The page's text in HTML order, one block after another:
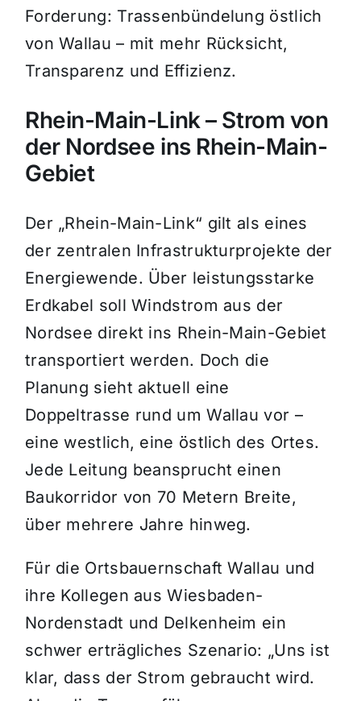
Forderung: Trassenbündelung östlich
von Wallau – mit mehr Rücksicht,
Transparenz und Effizienz.
Rhein-Main-Link – Strom von
der Nordsee ins Rhein-Main-
Gebiet
Der „Rhein-Main-Link“ gilt als eines
der zentralen Infrastrukturprojekte der
Energiewende. Über leistungsstarke
Erdkabel soll Windstrom aus der
Nordsee direkt ins Rhein-Main-Gebiet
transportiert werden. Doch die
Planung sieht aktuell eine
Doppeltrasse rund um Wallau vor –
eine westlich, eine östlich des Ortes.
Jede Leitung beansprucht einen
Baukorridor von 70 Metern Breite,
über mehrere Jahre hinweg.
Für die Ortsbauernschaft Wallau und
ihre Kollegen aus Wiesbaden-
Nordenstadt und Delkenheim ein
schwer erträgliches Szenario: „Uns ist
klar, dass der Strom gebraucht wird.